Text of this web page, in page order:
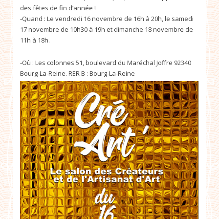
des fêtes de fin d’année !
-Quand : Le vendredi 16 novembre de 16h à 20h, le samedi
17 novembre de 10h30 à 19h et dimanche 18 novembre de
11h à 18h.
-Où : Les colonnes 51, boulevard du Maréchal Joffre 92340
Bourg-La-Reine. RER B : Bourg-La-Reine